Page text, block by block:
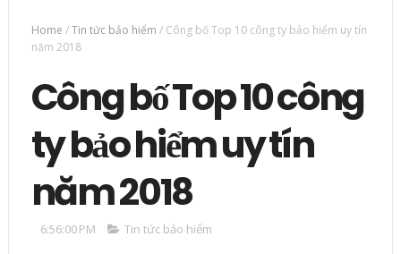
Home /Tin tức bảo hiểm / Công bố Top 10 công ty bảo hiểm uy tín
năm 2018
Công bố Top 10 công
ty bảo hiểm uy tín
năm 2018
6:56:00 PM Tin tức bảo hiểm